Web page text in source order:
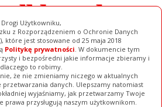
Drogi Użytkowniku,
z Rozporządzeniem o Ochronie Danych
które jest stosowane od 25 maja 2018
Politykę prywatności. W dokumencie tym
i bezpośredni jakie informacje zbieramy i
dlaczego to robimy.
że nie zmieniamy niczego w aktualnych
przetwarzania danych. Ulepszamy natomiast
wyjaśniamy, jak przetwarzamy Twoje
prawa przysługują naszym użytkownikom.
Galerie Baza Firm Pełna Wersja